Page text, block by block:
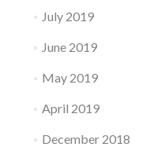
July 2019
June 2019
May 2019
April 2019
December 2018